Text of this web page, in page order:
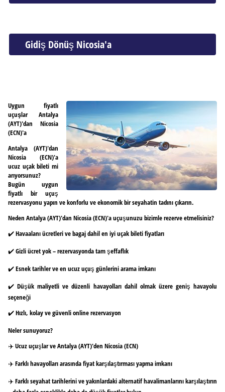
Gidiş Dönüş Nicosia'a
Uygun fiyatlı
uçuşlar Antalya
(AYT)'dan Nicosia
(ECN)'a
Antalya (AYT)'dan
Nicosia (ECN)'a
ucuz uçak bileti mi
arıyorsunuz?
Bugün uygun
fiyatlı bir uçuş
rezervasyonu yapın ve konforlu ve ekonomik bir seyahatin tadını çıkarın.
Neden Antalya (AYT)'dan Nicosia (ECN)'a uçuşunuzu bizimle rezerve etmelisiniz?
✔️ Havaalanı ücretleri ve bagaj dahil en iyi uçak bileti fiyatları
✔️ Gizli ücret yok – rezervasyonda tam şeffaflık
✔️ Esnek tarihler ve en ucuz uçuş günlerini arama imkanı
✔️ Düşük maliyetli ve düzenli havayolları dahil olmak üzere geniş havayolu
seçeneği
✔️ Hızlı, kolay ve güvenli online rezervasyon
Neler sunuyoruz?
✈️ Ucuz uçuşlar ve Antalya (AYT)'den Nicosia (ECN)
✈️ Farklı havayolları arasında fiyat karşılaştırması yapma imkanı
✈️ Farklı seyahat tarihlerini ve yakınlardaki alternatif havalimanlarını karşılaştırın